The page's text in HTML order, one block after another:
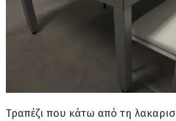
Τραπέζι που κάτω από τη